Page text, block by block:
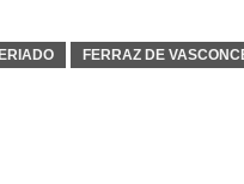
FERRAZ DE